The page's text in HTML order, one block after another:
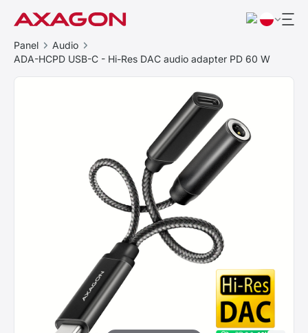
Panel
Audio
ADA-HCPD USB-C - Hi-Res DAC audio adapter PD 60 W